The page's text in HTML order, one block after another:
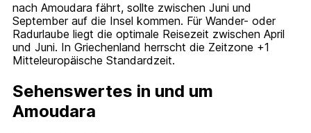
nach Amoudara fährt, sollte zwischen Juni und
September auf die Insel kommen. Für Wander- oder
Radurlaube liegt die optimale Reisezeit zwischen April
und Juni. In Griechenland herrscht die Zeitzone +1
Mitteleuropäische Standardzeit.
Sehenswertes in und um
Amoudara